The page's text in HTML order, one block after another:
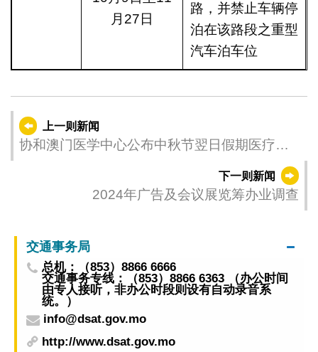
月27日
路，并禁止车辆停
泊在该路段之重型
汽车泊车位
上一则新闻
协和澳门医学中心公布中秋节翌日假期医疗服
下一则新闻
2024年广告及会议展览筹办业调查
交通事务局
总机：（853）8866 6666
交通事务专线：（853）8866 6363 （办公时间
由专人接听，非办公时段则设有自动录音系
统。）
info@dsat.gov.mo
http://www.dsat.gov.mo